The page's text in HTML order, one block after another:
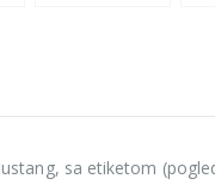
sa etiketom